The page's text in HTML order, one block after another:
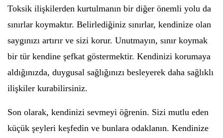
Toksik ilişkilerden kurtulmanın bir diğer önemli yolu da
sınırlar koymaktır. Belirlediğiniz sınırlar, kendinize olan
saygınızı artırır ve sizi korur. Unutmayın, sınır koymak
bir tür kendine şefkat göstermektir. Kendinizi korumaya
aldığınızda, duygusal sağlığınızı besleyerek daha sağlıklı
ilişkiler kurabilirsiniz.
Son olarak, kendinizi sevmeyi öğrenin. Sizi mutlu eden
küçük şeyleri keşfedin ve bunlara odaklanın. Kendinize